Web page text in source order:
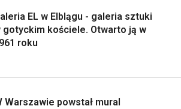
EL w Elblągu - galeria sztuki
gotyckim kościele. Otwarto ją w
roku
Warszawie powstał mural